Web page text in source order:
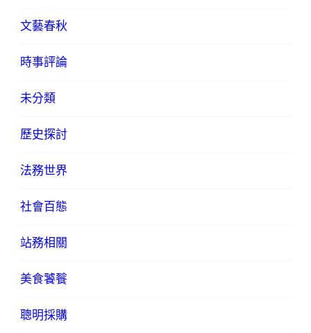
文藝春秋
時事評論
未分類
歷史探討
法務世界
社會百態
站務相關
美食饕餮
聰明採購